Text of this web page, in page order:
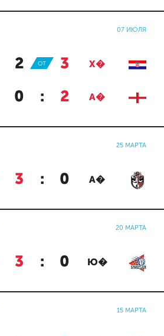
07 ИЮЛЯ
2 : 3 Х�
ОТ
0 : 2 А�
25 МАРТА
3 : 0 А�
20 МАРТА
3 : 0 Ю�
15 МАРТА